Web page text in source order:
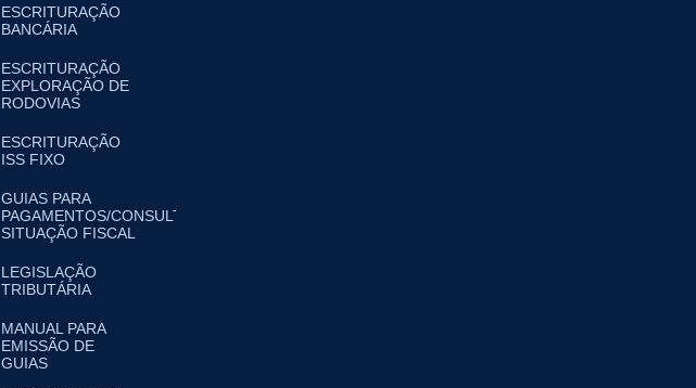
ESCRITURAÇÃO
BANCÁRIA
ESCRITURAÇÃO
EXPLORAÇÃO DE
RODOVIAS
ESCRITURAÇÃO
ISS FIXO
GUIAS PARA
PAGAMENTOS/CONSULTA
SITUAÇÃO FISCAL
LEGISLAÇÃO
TRIBUTÁRIA
MANUAL PARA
EMISSÃO DE
GUIAS